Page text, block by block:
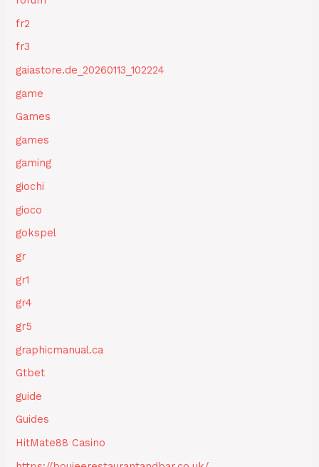
fr2
fr3
gaiastore.de_20260113_102224
game
Games
games
gaming
giochi
gioco
gokspel
gr
gr1
gr4
gr5
graphicmanual.ca
Gtbet
guide
Guides
HitMate88 Casino